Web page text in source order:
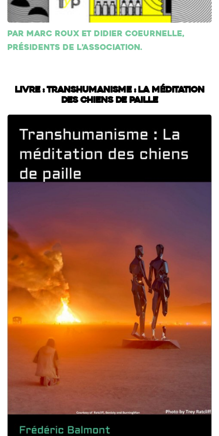
Par Marc Roux et Didier Coeurnelle,
présidents de l’association.
Livre : Transhumanisme : La méditation
des chiens de paille